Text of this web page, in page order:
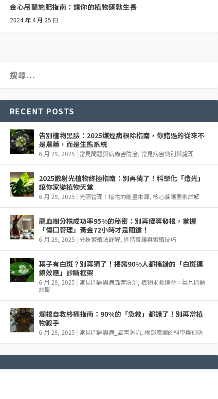
金心吊蘭施肥指南：讓你的植物蓬勃生長
2024 年 4 月 25 日
RECENT POSTS
告別植物黑臉：2025煤煙病根除指南，你錯過的從來不
是農藥，而是生態系統
6 月 29, 2025 | 常見問題與病蟲害防治, 常見病害識別與處理
2025散射光植物終極指南：別再猜了！科學化「造光」
讓你家變植物天堂
6 月 29, 2025 | 光照管理：植物的能量來源, 核心養護要素詳解
龍血樹分株成功率95%的秘密：別再傻等發根，掌握
「傷口管理」黃金72小時才是關鍵！
6 月 29, 2025 | 分株繁殖法詳解, 進階養護與繁殖技巧
葉子有白斑？別再猜了！揭露90%人都搞錯的「白斑連
鎖效應」診斷框架
6 月 29, 2025 | 常見問題與病蟲害防治, 植物求救信號：葉片問題
診斷
爛根自救終極指南：90%的「急救」都錯了！別再當植
物殺手
6 月 29, 2025 | 常見問題與病_蟲害防治, 根部腐爛的科學與預防